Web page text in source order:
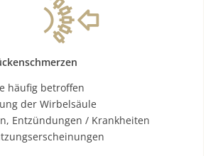
häufig betroffen
der Wirbelsäule
Entzündungen / Krankheiten